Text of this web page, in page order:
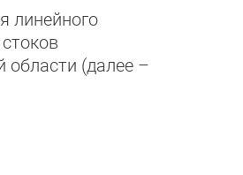
линейного
области (далее –